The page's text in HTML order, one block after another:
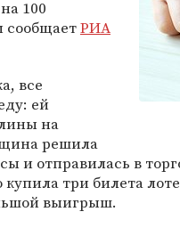
100
сообщаетРИА
все
ей
на
решила
и отправилась в
три билета
выигрыш.